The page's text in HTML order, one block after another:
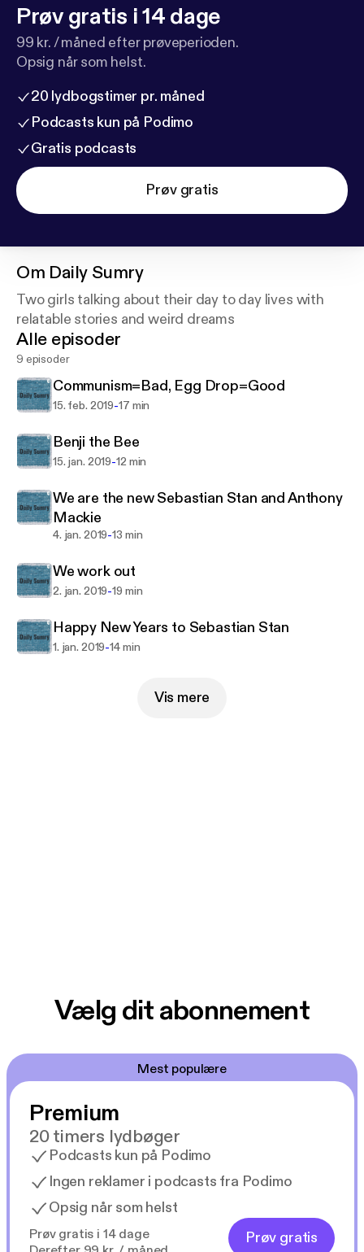
Prøv gratis i 14 dage
99 kr. / måned efter prøveperioden.
Opsig når som helst.
20 lydbogstimer pr. måned
Podcasts kun på Podimo
Gratis podcasts
Prøv gratis
Om Daily Sumry
Two girls talking about their day to day lives with
relatable stories and weird dreams
Alle episoder
9 episoder
Communism=Bad, Egg Drop=Good
15. feb. 2019-17 min
Benji the Bee
15. jan. 2019-12 min
We are the new Sebastian Stan and Anthony
Mackie
4. jan. 2019-13 min
We work out
2. jan. 2019-19 min
Happy New Years to Sebastian Stan
1. jan. 2019-14 min
Vis mere
Vælg dit abonnement
Mest populære
Premium
20 timers lydbøger
Podcasts kun på Podimo
Ingen reklamer i podcasts fra Podimo
Opsig når som helst
Prøv gratis i 14 dage
Prøv gratis